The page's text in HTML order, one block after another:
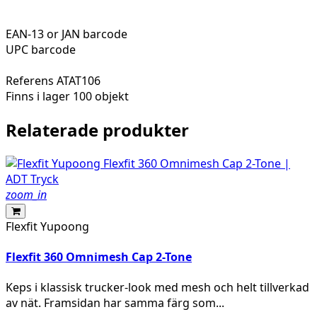
EAN-13 or JAN barcode
UPC barcode
Referens ATAT106
Finns i lager 100 objekt
Relaterade produkter
zoom_in
Flexfit Yupoong
Flexfit 360 Omnimesh Cap 2-Tone
Keps i klassisk trucker-look med mesh och helt tillverkad
av nät. Framsidan har samma färg som...